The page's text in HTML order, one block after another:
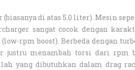
di atas 5.0 liter). Mesin
sangat cocok dengan
rpm boost). Berbeda dengan
justru menambah torsi dari rpm
yang dibutuhkan dalam drag